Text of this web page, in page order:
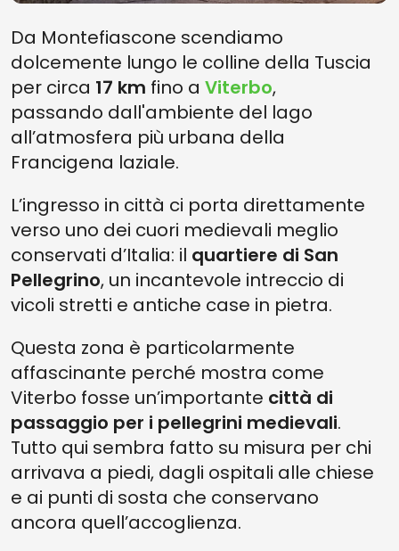
Da Montefiascone scendiamo
dolcemente lungo le colline della Tuscia
per circa 17 km fino a Viterbo,
passando dall'ambiente del lago
all’atmosfera più urbana della
Francigena laziale.
L’ingresso in città ci porta direttamente
verso uno dei cuori medievali meglio
conservati d’Italia: il quartiere di San
Pellegrino, un incantevole intreccio di
vicoli stretti e antiche case in pietra.
Questa zona è particolarmente
affascinante perché mostra come
Viterbo fosse un’importante città di
passaggio per i pellegrini medievali.
Tutto qui sembra fatto su misura per chi
arrivava a piedi, dagli ospitali alle chiese
e ai punti di sosta che conservano
ancora quell’accoglienza.